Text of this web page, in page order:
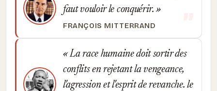
faut vouloir le conquérir.
FRANÇOIS MITTERRAND
La race humaine doit sortir des
conflits en rejetant la vengeance,
l'agression et l'esprit de revanche. le